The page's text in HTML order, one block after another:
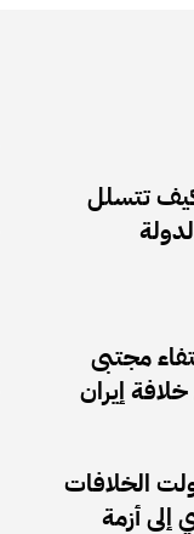
كيف تتسلل
مجتبى
الخلافات
إلى أزمة